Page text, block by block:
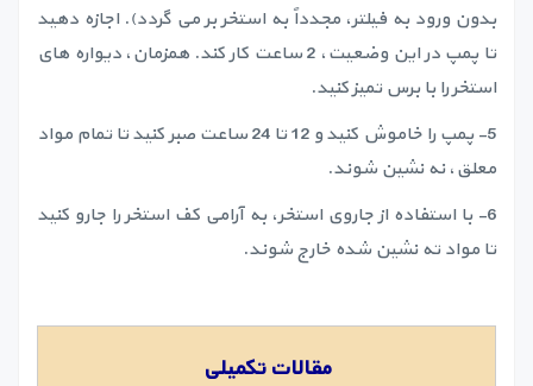
بدون ورود به فیلتر، مجدداً به استخر بر می گردد). اجازه دهید
تا پمپ در این وضعیت، 2 ساعت کار کند. همزمان، دیواره های
استخر را با برس تمیز کنید.
5- پمپ را خاموش کنید و 12 تا 24 ساعت صبر کنید تا تمام مواد
معلق، نه نشین شوند.
6- با استفاده از جاروی استخر، به آرامی کف استخر را جارو کنید
تا مواد ته نشین شده خارج شوند.
مقالات تکمیلی